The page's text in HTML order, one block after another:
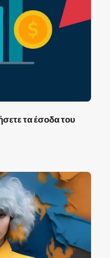
τα έσοδα του